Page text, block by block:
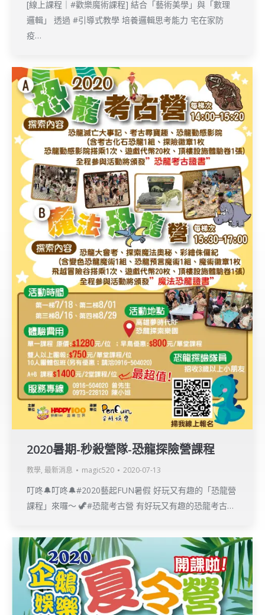
[線上課程｜#歡樂魔術課程] 結合「藝術美學」與「數理
邏輯」 透過 #引導式教學 培養邏輯思考能力 宅在家防
疫…
2020暑期-秒殺營隊-恐龍探險營課程
教學, 最新消息 magic520 2020-07-13
叮咚🔔叮咚🔔#2020藝起FUN暑假 好玩又有趣的「恐龍營
課程」來囉～ 🦖#恐龍考古營 有好玩又有趣的恐龍考古…